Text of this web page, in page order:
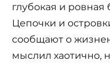
глубокая и ровная
Цепочки и
сообщают о
мыслил хаотично,